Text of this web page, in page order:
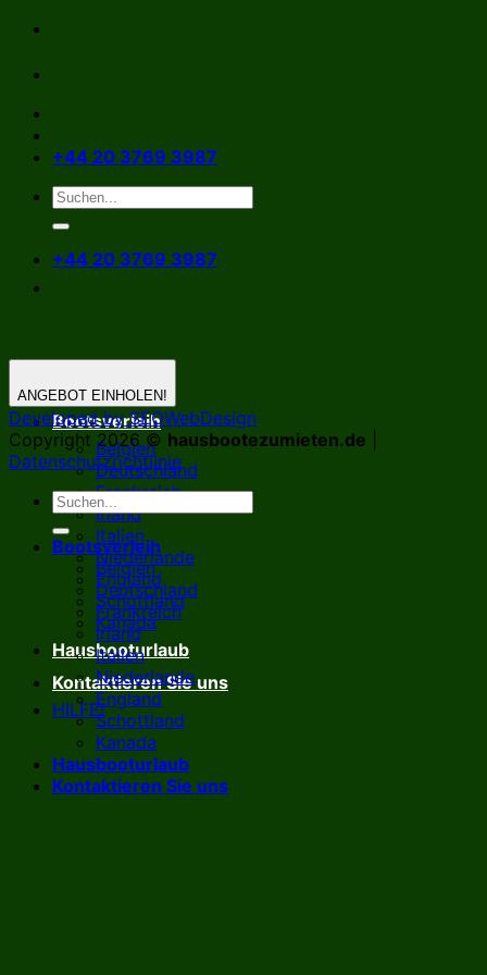
Zum
springen
+44 20 3769 3987
+44 20 3769 3987
Bootsverleih
Belgien
Deutschland
Frankreich
Irland
Italien
Niederlande
England
Schottland
Kanada
Hausbooturlaub
Kontaktieren Sie uns
HILFE!
ANGEBOT EINHOLEN!
Developed by SEOWebDesign
Copyright 2026 © hausbootezumieten.de
Datenschutzrichtlinie
Bootsverleih
Belgien
Deutschland
Frankreich
Irland
Italien
Niederlande
England
Schottland
Kanada
Hausbooturlaub
Kontaktieren Sie uns